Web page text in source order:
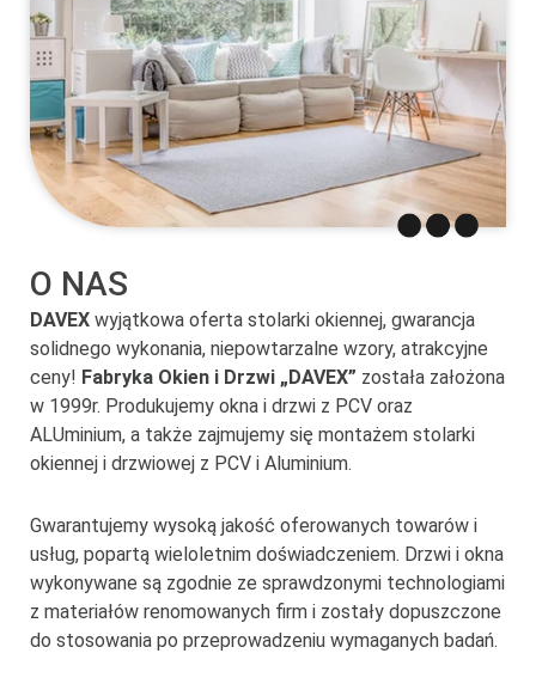
O NAS
DAVEX wyjątkowa oferta stolarki okiennej, gwarancja
solidnego wykonania, niepowtarzalne wzory, atrakcyjne
ceny! Fabryka Okien i Drzwi „DAVEX” została założona
w 1999r. Produkujemy okna i drzwi z PCV oraz
ALUminium, a także zajmujemy się montażem stolarki
okiennej i drzwiowej z PCV i Aluminium.
Gwarantujemy wysoką jakość oferowanych towarów i
usług, popartą wieloletnim doświadczeniem. Drzwi i okna
wykonywane są zgodnie ze sprawdzonymi technologiami
z materiałów renomowanych firm i zostały dopuszczone
do stosowania po przeprowadzeniu wymaganych badań.